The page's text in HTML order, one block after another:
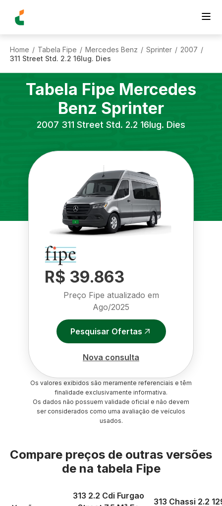
Home / Tabela Fipe / Mercedes Benz / Sprinter / 2007 /
311 Street Std. 2.2 16lug. Dies
Tabela Fipe Mercedes
Benz Sprinter
2007 311 Street Std. 2.2 16lug. Dies
R$ 39.863
Preço Fipe atualizado em
Ago/2025
Pesquisar Ofertas
Nova consulta
Os valores exibidos são meramente referenciais e têm
finalidade exclusivamente informativa.
Os dados não possuem validade oficial e não devem
ser considerados como uma avaliação de veículos
usados.
Compare preços de outras versões
de na tabela Fipe
313 2.2 Cdi Furgao
313 Chassi 2.2